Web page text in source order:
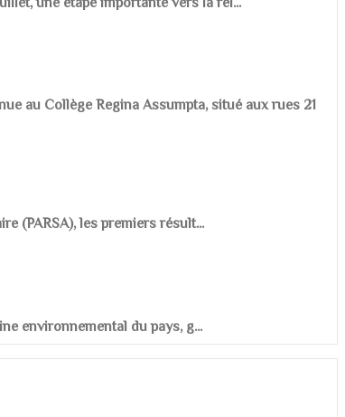
au Collège Regina Assumpta, situé aux rues 21
(PARSA), les premiers résult...
environnemental du pays, g...